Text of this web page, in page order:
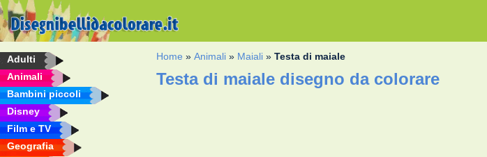
Adulti
Animali
Bambini piccoli
Disney
Film e TV
Geografia
Home »Animali » Maiali »Testa di maiale
Testa di maiale disegno da colorare